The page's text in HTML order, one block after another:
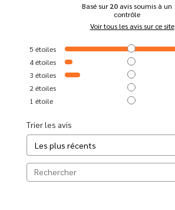
Basé sur20 avis soumis à un
contrôle
Voir tous les avis sur ce site
5 étoiles
4étoiles
3 étoiles
2 étoiles
1 étoile
Trier les avis